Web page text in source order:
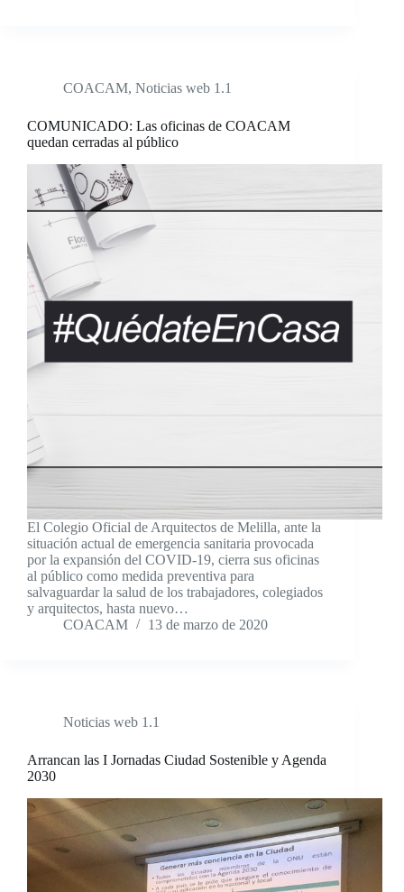
COACAM, Noticias web 1.1
COMUNICADO: Las oficinas de COACAM
quedan cerradas al público
El Colegio Oficial de Arquitectos de Melilla, ante la
situación actual de emergencia sanitaria provocada
por la expansión del COVID-19, cierra sus oficinas
al público como medida preventiva para
salvaguardar la salud de los trabajadores, colegiados
y arquitectos, hasta nuevo…
COACAM
13 de marzo de 2020
Noticias web 1.1
Arrancan las I Jornadas Ciudad Sostenible y Agenda
2030